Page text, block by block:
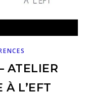
ATELIER
À L’EFT